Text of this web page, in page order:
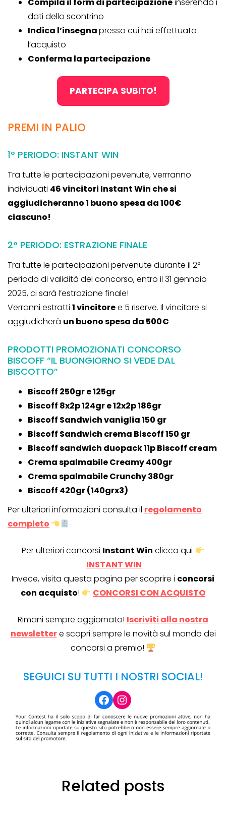
dati dello scontrino
Indica l’insegnapresso cui hai effettuato
l’acquisto
Conferma la partecipazione
PARTECIPA SUBITO!
PREMI IN PALIO
1° PERIODO: INSTANT WIN
Tra tutte le partecipazioni pevenute, verrranno
individuati 46 vincitori Instant Win che si
aggiudicheranno 1 buono spesa da 100€
ciascuno!
2° PERIODO: ESTRAZIONE FINALE
Tra tutte le partecipazioni pervenute durante il 2°
periodo di validità del concorso, entro il 31 gennaio
2025, ci sarà l’estrazione finale!
Verranni estratti 1 vincitoree 5 riserve. Il vincitore si
aggiudicherà un buono spesa da 500€
PRODOTTI PROMOZIONATI CONCORSO
BISCOFF “IL BUONGIORNO SI VEDE DAL
BISCOTTO”
Biscoff 250gr e 125gr
Biscoff 8x2p 124gr e 12x2p 186gr
Biscoff Sandwich vaniglia 150 gr
Biscoff Sandwich crema Biscoff 150 gr
Biscoff sandwich duopack 11p Biscoff cream
Crema spalmabile Creamy 400gr
Crema spalmabile Crunchy 380gr
Biscoff 420gr (140grx3)
Per ulteriori informazioni consulta il regolamento
completo
Per ulteriori concorsi Instant Win clicca qui
INSTANT WIN
Invece, visita questa pagina per scoprire i concorsi
con acquisto! CONCORSI CON ACQUISTO
Rimani sempre aggiornato! Iscriviti alla nostra
newslettere scopri sempre le novità sul mondo dei
concorsi a premio!
SEGUICI SU TUTTI I NOSTRI SOCIAL!
Facebook
Instagram
Related posts